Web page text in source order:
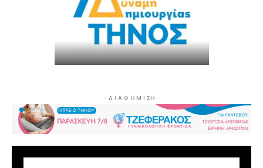
- Δ Ι Α Φ Η Μ Ι ΣΗ -